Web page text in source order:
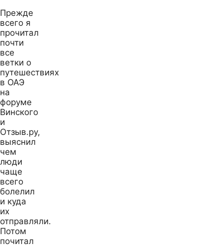
Прежде
всего я
прочитал
почти
все
ветки о
путешествиях
в ОАЭ
на
форуме
Винского
и
Отзыв.ру,
выяснил
чем
люди
чаще
всего
болелил
и куда
их
отправляли.
Потом
почитал